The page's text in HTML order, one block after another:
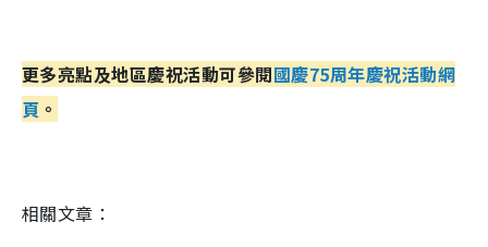
更多亮點及地區慶祝活動可參閱國慶75周年慶祝活動網
頁 。
相關文章：